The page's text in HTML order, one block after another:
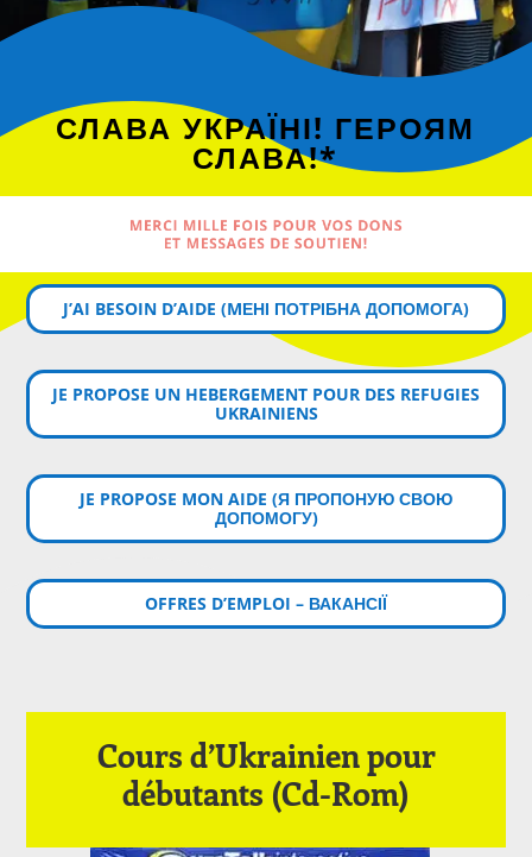
СЛАВА УКРАЇНІ! ГЕРОЯМ
СЛАВА!*
MERCI MILLE FOIS POUR VOS DONS
ET MESSAGES DE SOUTIEN!
J’AI BESOIN D’AIDE (MЕНІ ПОТРІБНА ДОПОМОГА)
JE PROPOSE UN HEBERGEMENT POUR DES REFUGIES
UKRAINIENS
JE PROPOSE MON AIDE (Я ПРОПОНУЮ СВОЮ
ДОПОМОГУ)
OFFRES D’EMPLOI – ВАКАНСІЇ
Cours d’Ukrainien pour
débutants (Cd-Rom)